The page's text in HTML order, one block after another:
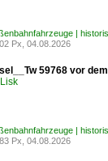
|
Px, 04.08.2026
59768 vor
|
Px, 04.08.2026